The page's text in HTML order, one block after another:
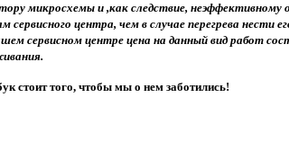
микросхемы и ,как следствие, неэффективному
центра, чем в случае перегрева нести
сервисном центре цена на данный вид работ
стоит того, чтобы мы о нем заботились!